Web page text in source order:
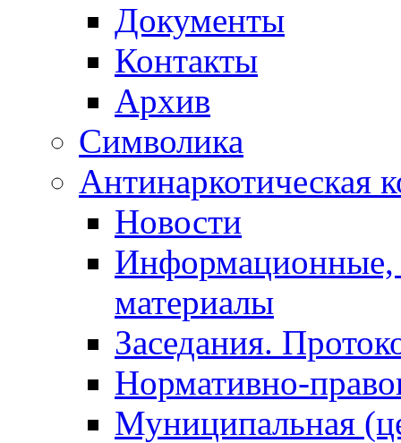
Документы
Контакты
Архив
Символика
Антинаркотическая
Новости
Информационные,
материалы
Заседания.
Нормативно-
Муниципальная